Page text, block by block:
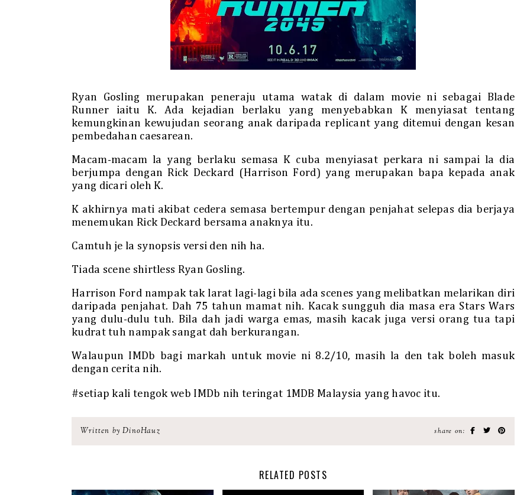
Ryan Gosling merupakan peneraju utama watak di dalam movie ni sebagai Blade
Runner iaitu K. Ada kejadian berlaku yang menyebabkan K menyiasat tentang
kemungkinan kewujudan seorang anak daripada replicant yang ditemui dengan kesan
pembedahan caesarean.
Macam-macam la yang berlaku semasa K cuba menyiasat perkara ni sampai la dia
berjumpa dengan Rick Deckard (Harrison Ford) yang merupakan bapa kepada anak
yang dicari oleh K.
K akhirnya mati akibat cedera semasa bertempur dengan penjahat selepas dia berjaya
menemukan Rick Deckard bersama anaknya itu.
Camtuh je la synopsis versi den nih ha.
Tiada scene shirtless Ryan Gosling.
Harrison Ford nampak tak larat lagi-lagi bila ada scenes yang melibatkan melarikan diri
daripada penjahat. Dah 75 tahun mamat nih. Kacak sungguh dia masa era Stars Wars
yang dulu-dulu tuh. Bila dah jadi warga emas, masih kacak juga versi orang tua tapi
kudrat tuh nampak sangat dah berkurangan.
Walaupun IMDb bagi markah untuk movie ni 8.2/10, masih la den tak boleh masuk
dengan cerita nih.
#setiap kali tengok web IMDb nih teringat 1MDB Malaysia yang havoc itu.
Written by DinoHauz share on:
RELATED POSTS